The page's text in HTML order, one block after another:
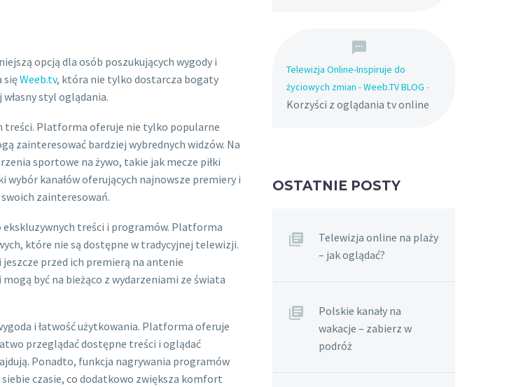
opcją dla osób poszukujących wygody i
sięWeeb.tv, która nie tylko dostarcza bogaty
styl oglądania.
treści. Platforma oferuje nie tylko popularne
zainteresować bardziej wybrednych widzów. Na
sportowe na żywo, takie jak mecze piłki
wybór kanałów oferujących najnowsze premiery i
zainteresowań.
ekskluzywnych treści i programów. Platforma
które nie są dostępne w tradycyjnej telewizji.
przed ich premierą na antenie
być na bieżąco z wydarzeniami ze świata
i łatwość użytkowania. Platforma oferuje
przeglądać dostępne treści i oglądać
Ponadto, funkcja nagrywania programów
czasie, co dodatkowo zwiększa komfort
Telewizja Online-Inspiruje do
życiowych zmian - Weeb.TV BLOG -
Korzyści z oglądania tv online
OSTATNIE POSTY
Telewizja online na plaży
– jak oglądać?
Polskie kanały na
wakacje – zabierz w
podróż